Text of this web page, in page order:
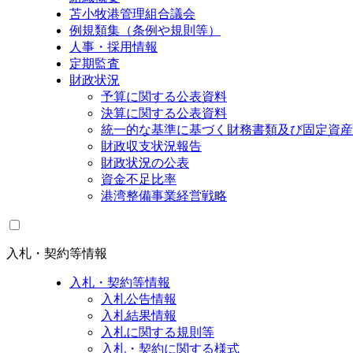
苫小牧港管理組合議会
例規類集（条例や規則等）
人事・採用情報
定期監査
財政状況
予算に関する公表資料
決算に関する公表資料
統一的な基準に基づく財務書類及び固定資
財政収支状況報告
財政状況の公表
資金不足比率
港湾整備事業経営戦略
入札・契約等情報
入札・契約等情報
入札公告情報
入札結果情報
入札に関する規則等
入札・契約に関する様式